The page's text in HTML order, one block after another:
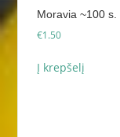
Moravia ~100 s.
€1.50
Į krepšelį